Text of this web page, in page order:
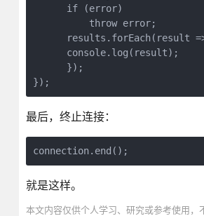
      if (error)
          throw error;
      });
});
最后，终止连接：
connection.end();
就是这样。
本文内容仅供个人学习、研究或参考使用